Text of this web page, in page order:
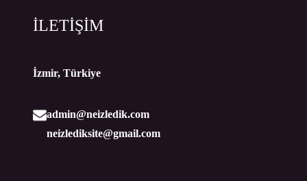
İLETİŞİM
İzmir, Türkiye
admin@neizledik.com
neizlediksite@gmail.com